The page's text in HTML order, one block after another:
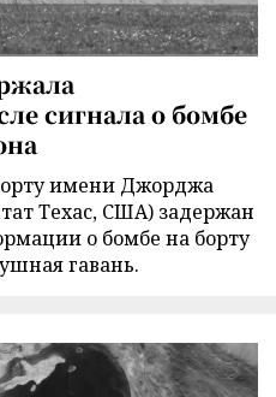
сигнала о бомбе
имени Джорджа
Техас, США) задержан
о бомбе на борту
гавань.